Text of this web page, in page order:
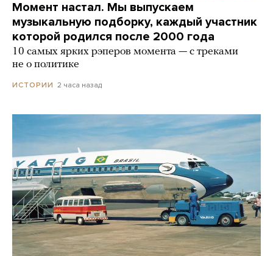
Момент настал. Мы выпускаем
музыкальную подборку, каждый участник
которой родился после 2000 года
10 самых ярких рэперов момента — с треками
не о политике
ИСТОРИИ 2 часа назад